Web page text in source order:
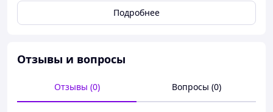
или сушки) и сыпучих (например, сахара или муки).
Состав:смесь полимерных материалов
Подробнее
Отзывы и вопросы
Отзывы (0) Вопросы (0)